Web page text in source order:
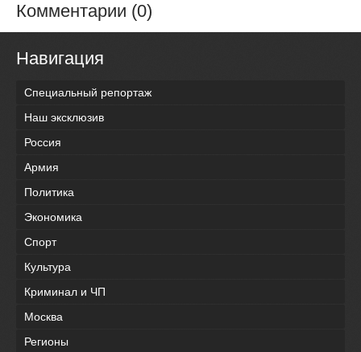
Комментарии (0)
Навигация
Специальный репортаж
Наш эксклюзив
Россия
Армия
Политика
Экономика
Спорт
Культура
Криминал и ЧП
Москва
Регионы